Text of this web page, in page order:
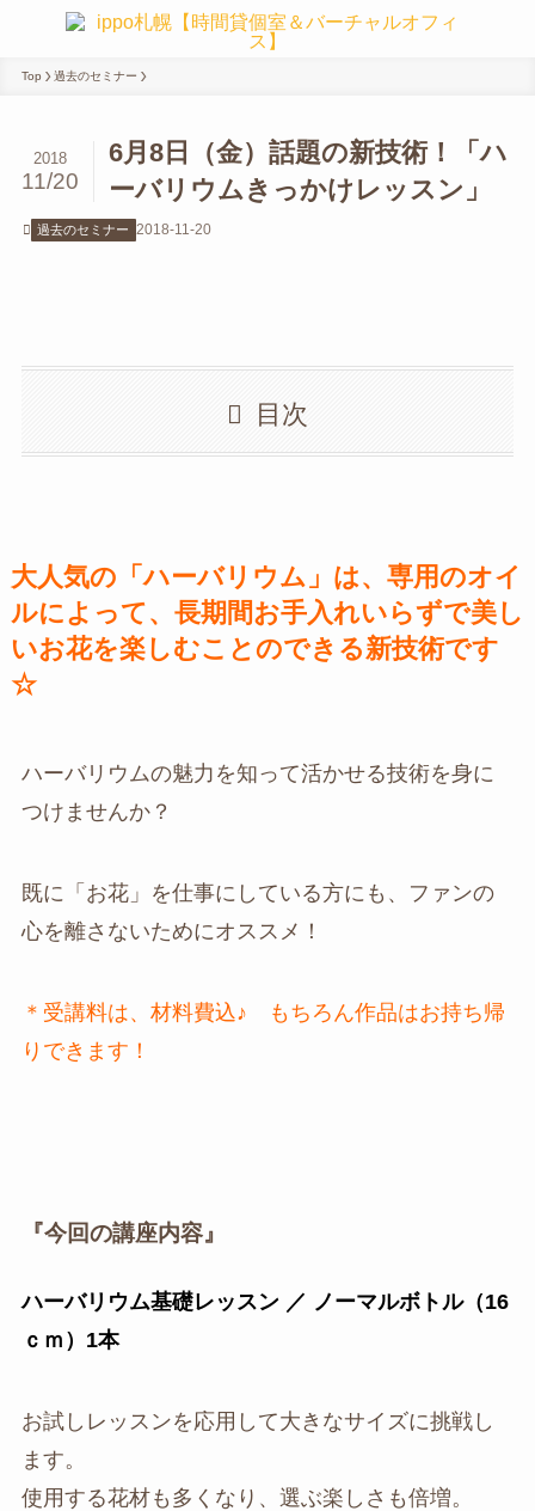
Top 過去のセミナー
6月8日（金）話題の新技術！「ハ
ーバリウムきっかけレッスン」
2018
11/20
過去のセミナー 2018-11-20
目次
大人気の「ハーバリウム」は、専用のオイ
ルによって、長期間お手入れいらずで美し
いお花を楽しむことのできる新技術です
☆
ハーバリウムの魅力を知って活かせる技術を身に
つけませんか？
既に「お花」を仕事にしている方にも、ファンの
心を離さないためにオススメ！
＊受講料は、材料費込♪ もちろん作品はお持ち帰
りできます！
『今回の講座内容』
ハーバリウム基礎レッスン ／ ノーマルボトル（16
ｃｍ）1本
お試しレッスンを応用して大きなサイズに挑戦し
ます。
使用する花材も多くなり、選ぶ楽しさも倍増。